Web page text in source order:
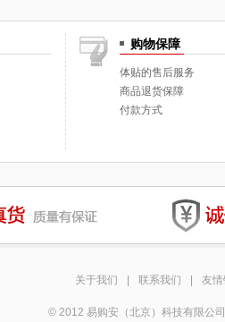
购物保障
体贴的售后服务
商品退货保障
付款方式
关于我们 联系我们 友
© 2012 易购安（北京）科技有限公